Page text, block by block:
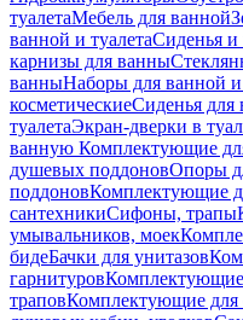
туалетаМебель для ванной
ванной и туалетаСиденья и
карнизы для ванны
ванныНаборы для ванной и
косметическиеСиденья для
туалетаЭкран-дверки в
ванную Комплектующие
душевых поддоновОпоры
поддоновКомплектующие
сантехникиСифоны, трапы
умывальников, моек
бидеБачки для унитазов
гарнитуров
траповКомплектующие для